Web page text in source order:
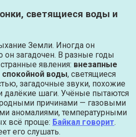
светящиеся воды и
Земли. Иногда он
он загадочен. В разные годы
явления: внезапные
воды, светящиеся
загадочные звуки, похожие
далёкие шаги. Учёные пытаются
причинами — газовыми
аномалиями, температурными
всё проще: Байкал говорит.
его слушать.